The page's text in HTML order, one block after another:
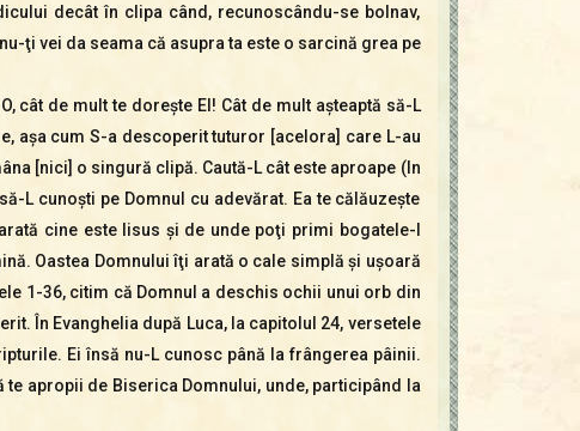
decât în clipa când, recunoscându-se bolnav,
ţi vei da seama că asupra ta este o sarcină grea pe
cât de mult te doreşte El! Cât de mult aşteaptă să-L
aşa cum S-a descoperit tuturor [acelora] care L-au
[nici] o singură clipă. Caută-L cât este aproape (In
L cunoşti pe Domnul cu adevărat. Ea te călăuzeşte
cine este Iisus şi de unde poţi primi bogatele-I
Oastea Domnului îţi arată o cale simplă şi uşoară
1-36, citim că Domnul a deschis ochii unui orb din
În Evanghelia după Luca, la capitolul 24, versetele
Ei însă nu-L cunosc până la frângerea pâinii.
apropii de Biserica Domnului, unde, participând la